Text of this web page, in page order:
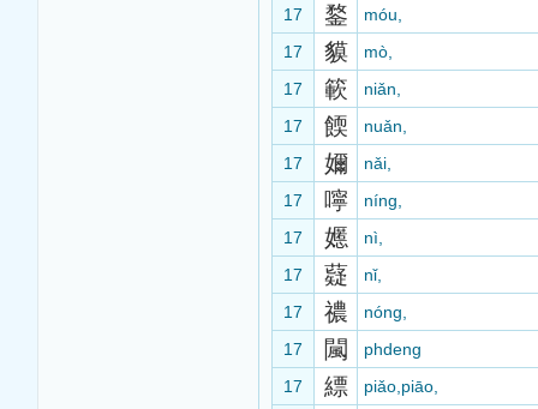
17
鍪
móu,
17
貘
mò,
17
簐
niǎn,
17
餪
nuǎn,
17
嬭
nǎi,
17
嚀
níng,
17
嬺
nì,
17
薿
nǐ,
17
禯
nóng,
17
闏
phdeng
17
縹
piǎo,piāo,